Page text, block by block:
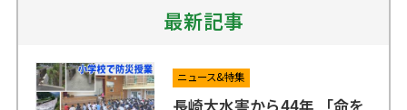
最新記事
ニュース&特集
長崎大水害から44年 「命を